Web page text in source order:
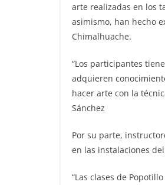
arte realizadas en los
asimismo, han hecho
Chimalhuache.
“Los participantes
adquieren
hacer arte con la
Sánchez
Por su parte,
en las instalaciones
“Las clases de